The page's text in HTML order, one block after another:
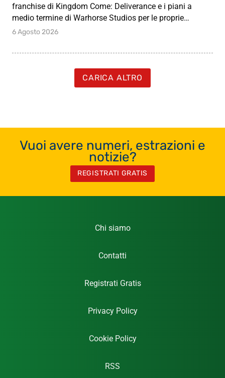
franchise di Kingdom Come: Deliverance e i piani a
medio termine di Warhorse Studios per le proprie…
6 Agosto 2026
CARICA ALTRO
Vuoi avere numeri, estrazioni e
notizie?
REGISTRATI GRATIS
Chi siamo
Contatti
Registrati Gratis
Privacy Policy
Cookie Policy
RSS